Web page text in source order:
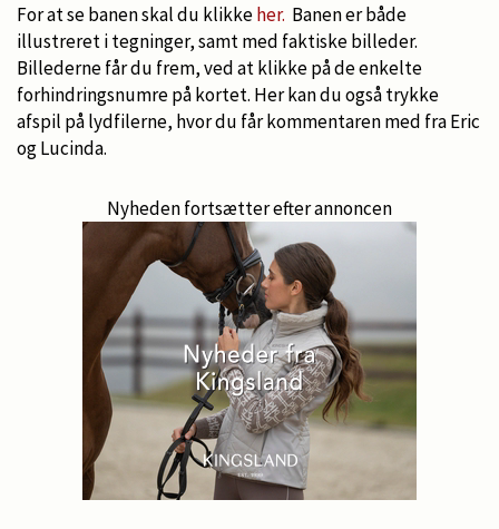
For at se banen skal du klikkeher. Banen er både
illustreret i tegninger, samt med faktiske billeder.
Billederne får du frem, ved at klikke på de enkelte
forhindringsnumre på kortet. Her kan du også trykke
afspil på lydfilerne, hvor du får kommentaren med fra Eric
og Lucinda.
Nyheden fortsætter efter annoncen